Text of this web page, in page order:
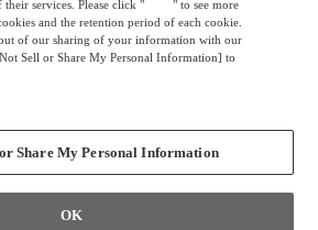
services. Please click "
here" to see more
and the retention period of each cookie.
of our sharing of your information with our
Sell or Share My Personal Information] to
Share My Personal Information
OK